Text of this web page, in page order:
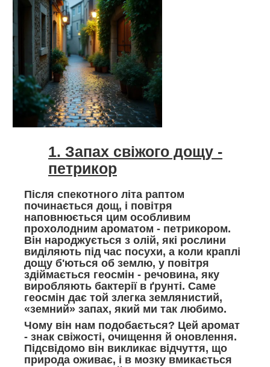
1. Запах свіжого дощу -
петрикор
Після спекотного літа раптом
починається дощ, і повітря
наповнюється цим особливим
прохолодним ароматом - петрикором.
Він народжується з олій, які рослини
виділяють під час посухи, а коли краплі
дощу б'ються об землю, у повітря
здіймається геосмін - речовина, яку
виробляють бактерії в ґрунті. Саме
геосмін дає той злегка землянистий,
«земний» запах, який ми так любимо.
Чому він нам подобається? Цей аромат
- знак свіжості, очищення й оновлення.
Підсвідомо він викликає відчуття, що
природа оживає, і в мозку вмикається